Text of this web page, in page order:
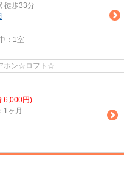
徒歩33分
： 1室
ホン☆ロフト☆
6,000円)
1ヶ月